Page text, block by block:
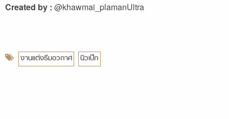
Created by : @khawmai_plamanUltra
งานแต่งธีมอวกาศ นิวเป๊ก